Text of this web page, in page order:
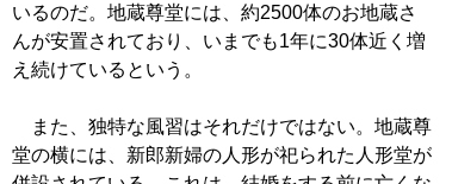
いるのだ。地蔵尊堂には、約2500体のお地蔵さ
んが安置されており、いまでも1年に30体近く増
え続けているという。
また、独特な風習はそれだけではない。地蔵尊
堂の横には、新郎新婦の人形が祀られた人形堂が